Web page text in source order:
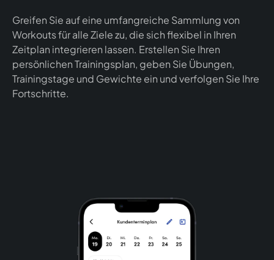
Greifen Sie auf eine umfangreiche Sammlung von
Workouts für alle Ziele zu, die sich flexibel in Ihren
Zeitplan integrieren lassen. Erstellen Sie Ihren
persönlichen Trainingsplan, geben Sie Übungen,
Trainingstage und Gewichte ein und verfolgen Sie Ihre
Fortschritte.